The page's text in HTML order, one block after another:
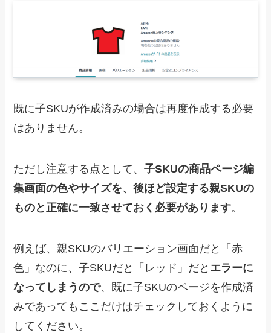
既に子SKUが作成済みの場合は再度作成する必要
はありません。
ただし注意する点として、子SKUの商品ページ編
集画面の色やサイズを、後ほど設定する親SKUの
ものと正確に一致させておく必要があります。
例えば、親SKUのバリエーション画面だと「赤
色」なのに、子SKUだと「レッド」だと エラーに
なってしまうので、既に子SKUのページを作成済
みであってもここだけはチェックしておくように
してください。